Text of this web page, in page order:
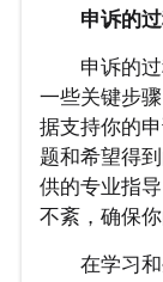
申诉的过
申诉的过
一些关键步
据支持你的
题和希望得
供的专业指
不紊，确保你
在学习和